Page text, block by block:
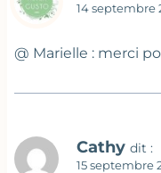
14 septembre
@ Marielle : merci
Cathy dit :
15 septembre